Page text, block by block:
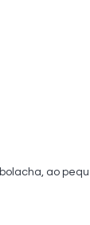
ao